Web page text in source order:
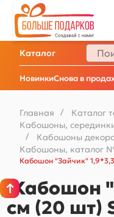
НовинкиСнова в
Каталог
Главная / Каталог
Кабошоны,
/ Кабошоны
Кабошоны, каталог
Кабошон "Зайчик"
Кабошон
см (20 шт)